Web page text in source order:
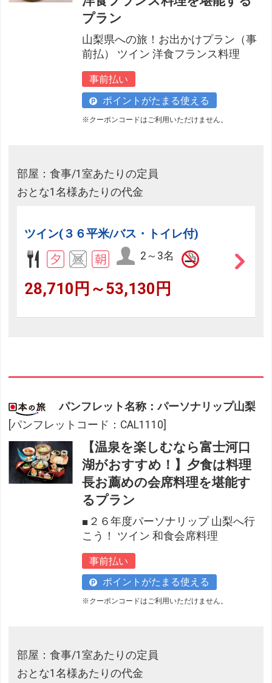
プラン
山梨県への旅！お出かけプラン（事
前払） ツイン 洋食フランス料理
事前払い
ポイントがたまる使える
※クーポンコードはご利用いただけません。
部屋：食事/1室あたりの定員
おとな1名様あたりの代金
ツイン(３６平米/バス・トイレ付)
2～3名
28,710円～53,130円
パンフレット名称：パーソナリップ山梨
[パンフレットコード：CAL1110]
【温泉を楽しむなら富士河口
湖がおすすめ！】夕食は料理
長お薦めの会席料理を堪能す
るプラン
■２６年度パーソナリップ 山梨へ行
こう！ ツイン 和食会席料理
事前払い
ポイントがたまる使える
※クーポンコードはご利用いただけません。
部屋：食事/1室あたりの定員
おとな1名様あたりの代金
フリーセレクション・クーポンコードのご利用につ
フリーセレクションをご利用いただけない商品
JR回数券類、ギフト券、外国通貨、直接契約型宿泊プラン、土
産品、旅行積立商品、当社が指定した商品が利用できません。
旅館・ホテルなど宿泊施設での現地支払いにはご利用いただけま
せん。